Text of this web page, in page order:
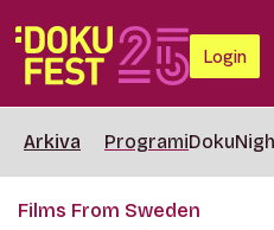
Login
Arkiva Programi
Films From Sweden